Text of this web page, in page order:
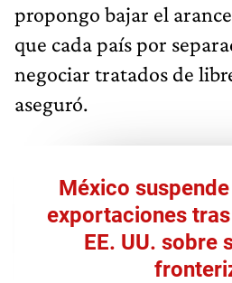
propongo bajar el
que cada país por
negociar tratados de
aseguró.
México
exportaciones
EE. UU. sobre